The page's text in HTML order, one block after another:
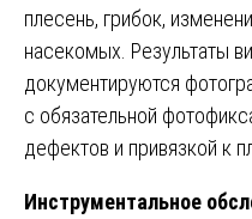
плесень, грибок,
насекомых. Результаты
документируются
с обязательной
дефектов и привязкой к
Инструментальное